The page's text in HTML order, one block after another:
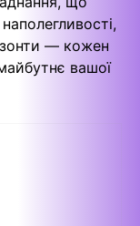
— кожен
вашої